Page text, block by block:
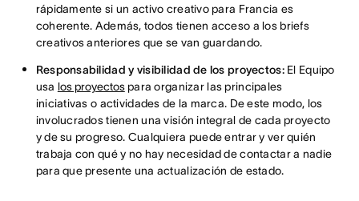
rápidamente si un activo creativo para Francia es
coherente. Además, todos tienen acceso a los briefs
creativos anteriores que se van guardando.
Responsabilidad y visibilidad de los proyectos:El Equipo
usa los proyectospara organizar las principales
iniciativas o actividades de la marca. De este modo, los
involucrados tienen una visión integral de cada proyecto
y de su progreso. Cualquiera puede entrar y ver quién
trabaja con qué y no hay necesidad de contactar a nadie
para que presente una actualización de estado.